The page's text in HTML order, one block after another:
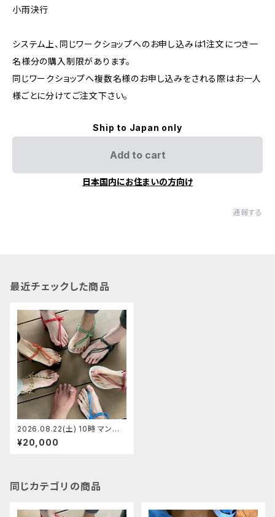
小雨決行
システム上、同じワークショップへのお申し込みは1注文につき一
名様分の購入制限があります。
同じワークショップへ複数名様のお申し込みをされる際はお一人
様ごとに分けてご注文下さい。
Ship to Japan only
Add to cart
日本国内にお住まいの方向け
通報する
最近チェックした商品
2026.08.22(土) 10時 マンサ
ンダル代官山店 マンサンダルワ
ークショップ 【定員5】あきちゃん
¥20,000
同じカテゴリの商品